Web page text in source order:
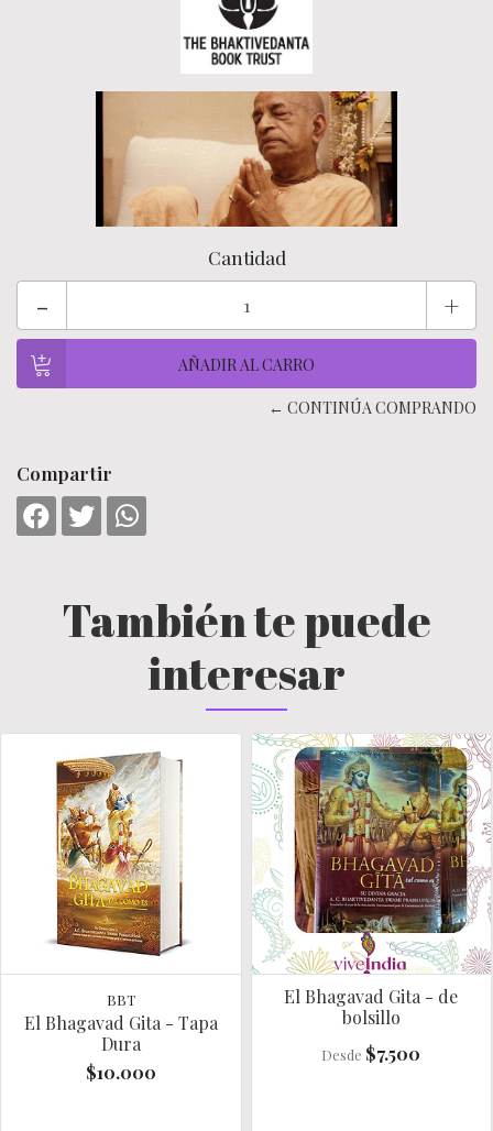
Cantidad
- +
← CONTINÚA COMPRANDO
Compartir
También te puede
interesar
BBT
El Bhagavad Gita - Tapa
Dura
$10.000
El Bhagavad Gita - de
bolsillo
Desde $7.500